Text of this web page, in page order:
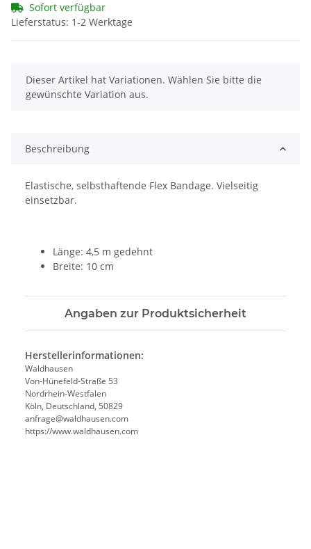
Sofort verfügbar
Lieferstatus: 1-2 Werktage
x
Dieser Artikel hat Variationen. Wählen Sie bitte die
gewünschte Variation aus.
Beschreibung
Elastische, selbsthaftende Flex Bandage. Vielseitig
einsetzbar.
Länge: 4,5 m gedehnt
Breite: 10 cm
Angaben zur Produktsicherheit
Herstellerinformationen:
Waldhausen
Von-Hünefeld-Straße 53
Nordrhein-Westfalen
Köln, Deutschland, 50829
anfrage@waldhausen.com
https://www.waldhausen.com